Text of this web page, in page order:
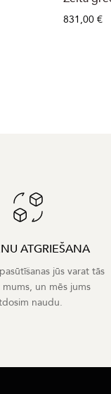
831,00 €
ATGRIEŠANA
jūs varat tās
un mēs jums
naudu.